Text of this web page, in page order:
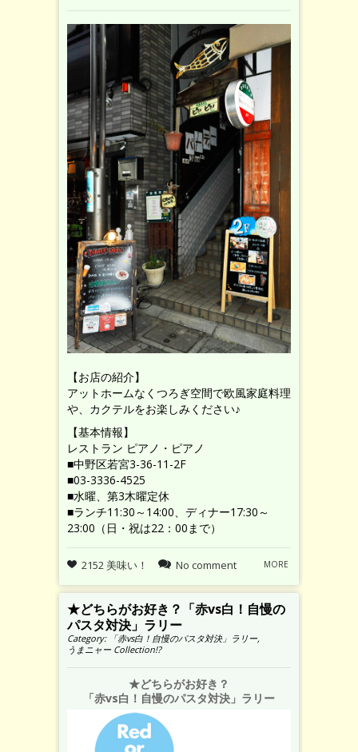
【お店の紹介】
アットホームなくつろぎ空間で欧風家庭料理
や、カクテルをお楽しみください♪
【基本情報】
レストラン ピアノ・ピアノ
■中野区若宮3-36-11-2F
■03-3336-4525
■水曜、第3木曜定休
■ランチ11:30～14:00、ディナー17:30～
23:00（日・祝は22：00まで）
2152 美味い！ No comment MORE
★どちらがお好き？「赤vs白！自慢の
パスタ対決」ラリー
Category: 「赤vs白！自慢のパスタ対決」ラリー,
うまニャー Collection!?
★どちらがお好き？
「赤vs白！自慢のパスタ対決」ラリー